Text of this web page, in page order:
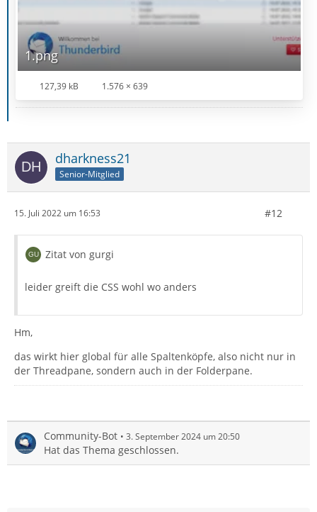
1.png
127,39 kB 1.576 × 639
dharkness21
Senior-Mitglied
15. Juli 2022 um 16:53 #12
Zitat von gurgi
leider greift die CSS wohl wo anders
Hm,
das wirkt hier global für alle Spaltenköpfe, also nicht nur in
der Threadpane, sondern auch in der Folderpane.
Community-Bot 3. September 2024 um 20:50
Hat das Thema geschlossen.